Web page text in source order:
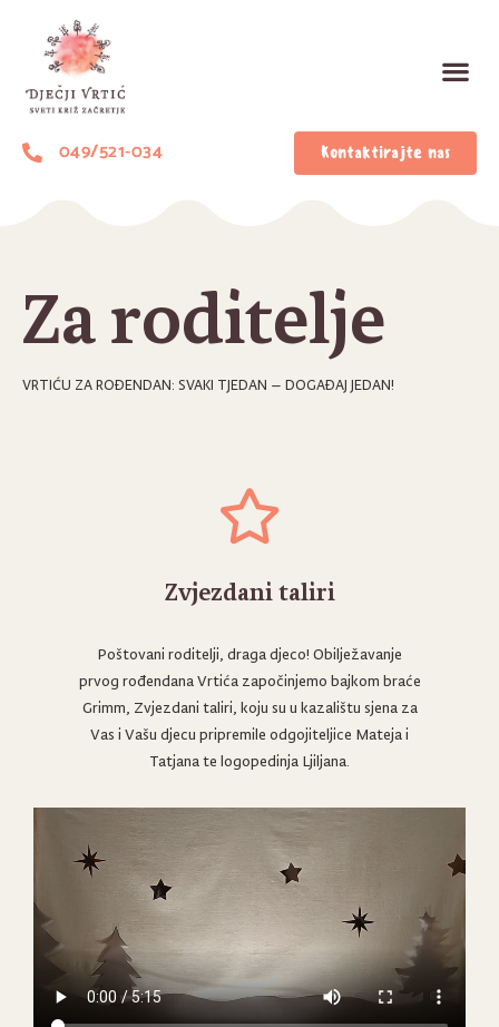
049/521-034 Kontaktirajte nas
Za roditelje
VRTIĆU ZA ROĐENDAN: SVAKI TJEDAN – DOGAĐAJ JEDAN!
Zvjezdani taliri
Poštovani roditelji, draga djeco! Obilježavanje
prvog rođendana Vrtića započinjemo bajkom braće
Grimm, Zvjezdani taliri, koju su u kazalištu sjena za
Vas i Vašu djecu pripremile odgojiteljice Mateja i
Tatjana te logopedinja Ljiljana.